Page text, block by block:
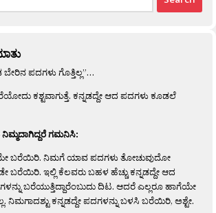
ಪದಗಳು ಗೊತ್ತಿಲ್ಲ”…
ಕಶ್ಟವಾಗುತ್ತೆ. ಕನ್ನಡದ್ದೇ ಆದ ಪದಗಳು ಕೂಡಲೆ
ಗಮನಿಸಿ:
ಬರೆಯಿರಿ. ನಿಮಗೆ ಯಾವ ಪದಗಳು ತೋಚುವುದೋ
ಬರೆಯಿರಿ. ಇಲ್ಲಿ ಕೆಲವರು ಬಹಳ ಹೆಚ್ಚು ಕನ್ನಡದ್ದೇ ಆದ
ಬರೆಯುತ್ತಿದ್ದಾರೆಂಬುದು ದಿಟ. ಆದರೆ ಎಲ್ಲರೂ ಹಾಗೆಯೇ
ಕನ್ನಡದ್ದೇ ಪದಗಳನ್ನು ಬಳಸಿ ಬರೆಯಿರಿ, ಅಶ್ಟೇ.